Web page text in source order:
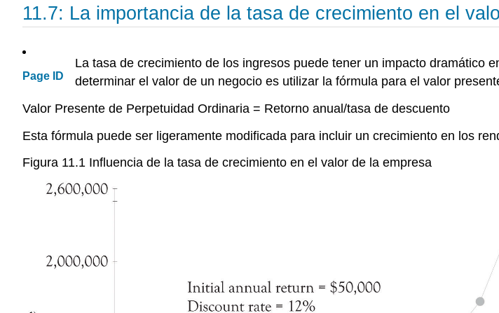
11.7: La importancia de la tasa de crecimiento en el
Page ID
La tasa de crecimiento de los ingresos puede tener un impacto dramático
determinar el valor de un negocio es utilizar la fórmula para el valor
Valor Presente de Perpetuidad Ordinaria = Retorno anual/tasa de descuento
Esta fórmula puede ser ligeramente modificada para incluir un crecimiento en los
Figura 11.1 Influencia de la tasa de crecimiento en el valor de la empresa